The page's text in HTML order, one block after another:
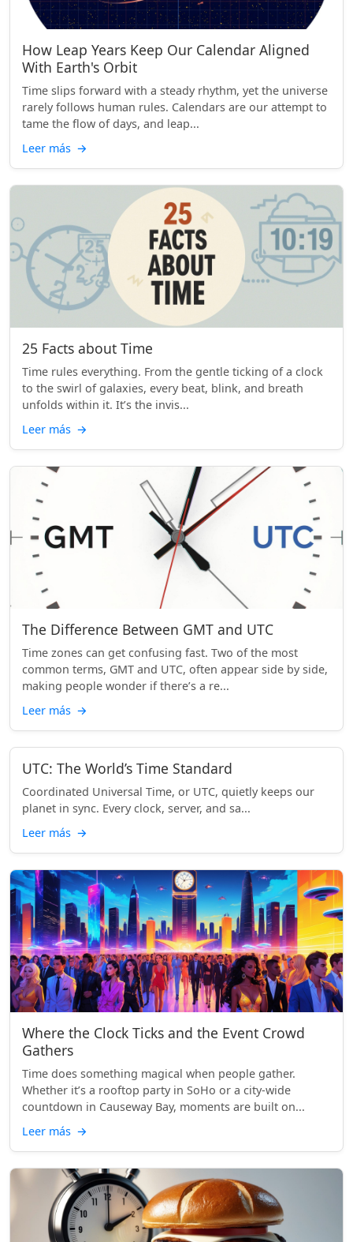
How Leap Years Keep Our Calendar Aligned
With Earth's Orbit
Time slips forward with a steady rhythm, yet the universe
rarely follows human rules. Calendars are our attempt to
tame the flow of days, and leap...
Leer más →
25 Facts about Time
Time rules everything. From the gentle ticking of a clock
to the swirl of galaxies, every beat, blink, and breath
unfolds within it. It’s the invis...
Leer más →
The Difference Between GMT and UTC
Time zones can get confusing fast. Two of the most
common terms, GMT and UTC, often appear side by side,
making people wonder if there’s a re...
Leer más →
UTC: The World’s Time Standard
Coordinated Universal Time, or UTC, quietly keeps our
planet in sync. Every clock, server, and sa...
Leer más →
Where the Clock Ticks and the Event Crowd
Gathers
Time does something magical when people gather.
Whether it’s a rooftop party in SoHo or a city-wide
countdown in Causeway Bay, moments are built on...
Leer más →